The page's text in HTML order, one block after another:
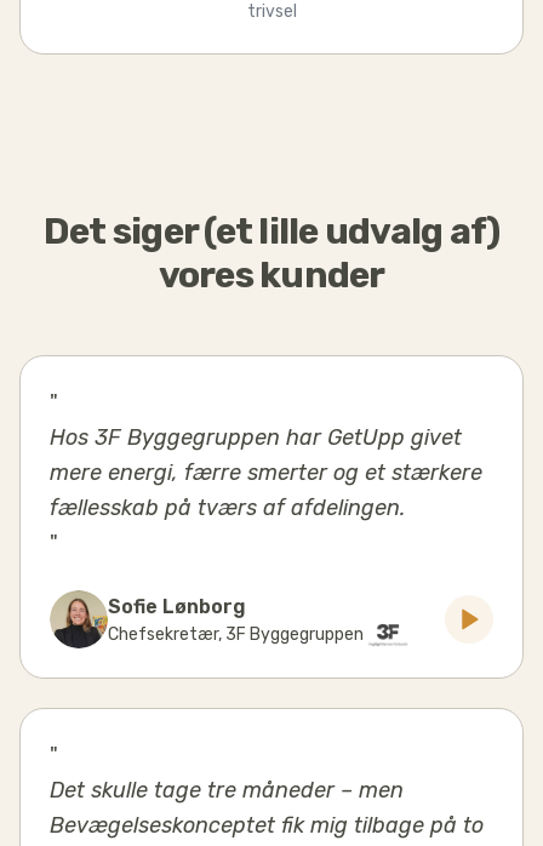
trivsel
Det siger (et lille udvalg af)
vores kunder
"
Hos 3F Byggegruppen har GetUpp givet
mere energi, færre smerter og et stærkere
fællesskab på tværs af afdelingen.
"
Sofie Lønborg
Chefsekretær, 3F Byggegruppen
"
Det skulle tage tre måneder – men
Bevægelseskonceptet fik mig tilbage på to